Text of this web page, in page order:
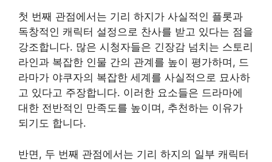
첫 번째 관점에서는 기리 하지가 사실적인 플롯과
독창적인 캐릭터 설정으로 찬사를 받고 있다는 점을
강조합니다. 많은 시청자들은 긴장감 넘치는 스토리
라인과 복잡한 인물 간의 관계를 높이 평가하며, 드
라마가 야쿠자의 복잡한 세계를 사실적으로 묘사하
고 있다고 주장합니다. 이러한 요소들은 드라마에
대한 전반적인 만족도를 높이며, 추천하는 이유가
되기도 합니다.
반면, 두 번째 관점에서는 기리 하지의 일부 캐릭터